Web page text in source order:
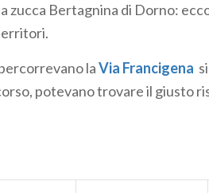
zucca Bertagnina di Dorno:
laVia Francigena
potevano trovare il giusto